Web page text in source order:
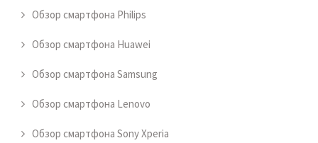
Обзор смартфона Philips
Обзор смартфона Huawei
Обзор смартфона Samsung
Обзор смартфона Lenovo
Обзор смартфона Sony Xperia